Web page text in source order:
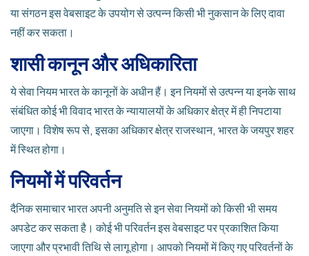
या संगठन इस वेबसाइट के उपयोग से उत्पन्न किसी भी नुकसान के लिए दावा
नहीं कर सकता।
शासी कानून और अधिकारिता
ये सेवा नियम भारत के कानूनों के अधीन हैं। इन नियमों से उत्पन्न या इनके साथ
संबंधित कोई भी विवाद भारत के न्यायालयों के अधिकार क्षेत्र में ही निपटाया
जाएगा। विशेष रूप से, इसका अधिकार क्षेत्र राजस्थान, भारत के जयपुर शहर
में स्थित होगा।
नियमों में परिवर्तन
दैनिक समाचार भारत अपनी अनुमति से इन सेवा नियमों को किसी भी समय
अपडेट कर सकता है। कोई भी परिवर्तन इस वेबसाइट पर प्रकाशित किया
जाएगा और प्रभावी तिथि से लागू होगा। आपको नियमों में किए गए परिवर्तनों के